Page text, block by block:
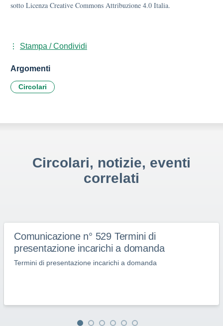
sotto Licenza Creative Commons Attribuzione 4.0 Italia.
Stampa / Condividi
Argomenti
Circolari
Circolari, notizie, eventi
correlati
Comunicazione n° 529 Termini di
presentazione incarichi a domanda
Termini di presentazione incarichi a domanda